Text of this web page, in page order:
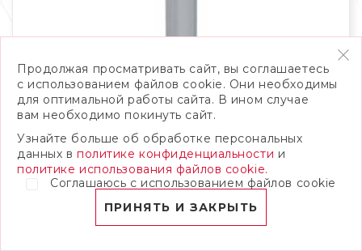
Bisello Interni Quadra In Bordeaux
Форматы, см:2.5 x 20
Продолжая просматривать сайт, вы соглашаетесь
с использованием файлов cookie. Они необходимы
для оптимальной работы сайта. В ином случае
вам необходимо покинуть сайт.
Узнайте больше об обработке персональных
данных вполитике конфиденциальности и
политике использования файлов cookie.
Соглашаюсь с использованием файлов cookie
ПРИНЯТЬ И ЗАКРЫТЬ